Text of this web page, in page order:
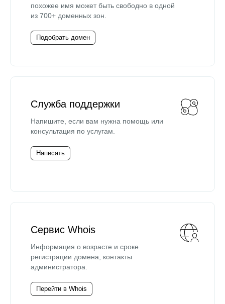
похожее имя может быть свободно в одной
из 700+ доменных зон.
Подобрать домен
Служба поддержки
Напишите, если вам нужна помощь или
консультация по услугам.
Написать
Сервис Whois
Информация о возрасте и сроке
регистрации домена, контакты
администратора.
Перейти в Whois